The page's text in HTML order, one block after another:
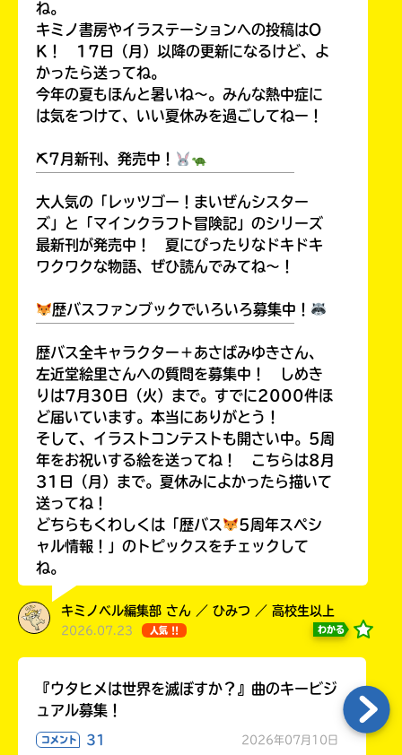
ね。
キミノ書房やイラステーションへの投稿はO
K！ 17日（月）以降の更新になるけど、よ
かったら送ってね。
今年の夏もほんと暑いね～。みんな熱中症に
は気をつけて、いい夏休みを過ごしてねー！
⛏7月新刊、発売中！
大人気の「レッツゴー！まいぜんシスター
ズ」と「マインクラフト冒険記」のシリーズ
最新刊が発売中！ 夏にぴったりなドキドキ
ワクワクな物語、ぜひ読んでみてね～！
歴バスファンブックでいろいろ募集中！
歴バス全キャラクター＋あさばみゆきさん、
左近堂絵里さんへの質問を募集中！ しめき
りは7月30日（火）まで。すでに2000件ほ
ど届いています。本当にありがとう！
そして、イラストコンテストも開さい中。5周
年をお祝いする絵を送ってね！ こちらは8月
31日（月）まで。夏休みによかったら描いて
送ってね！
どちらもくわしくは「歴バス
5周年スペシ
ャル情報！」のトピックスをチェックして
ね。
キミノベル編集部 さん ／ ひみつ ／ 高校生以上
2026.07.23 人気 !! わかる
『ウタヒメは世界を滅ぼすか？』曲のキービジ
ュアル募集！
コメント 31 2026年07月10日